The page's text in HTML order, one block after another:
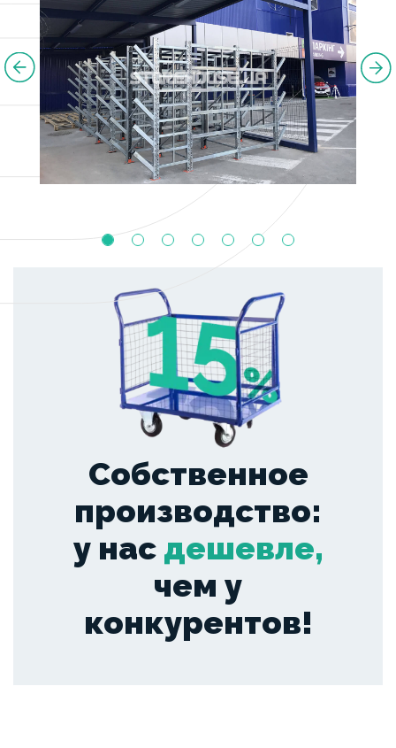
Собственное
производство:
у нас дешевле,
чем у
конкурентов!